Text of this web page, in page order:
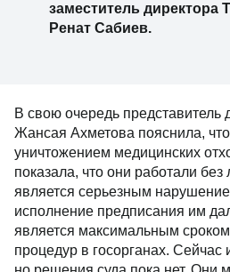
заместитель
Ренат Сабиев.
В свою очередь представитель
Жансая Ахметова пояснила,
уничтожением медицинских
показала, что они работали без
является серьезным
исполнение предписания им
является максимальным
процедур в госорганах.